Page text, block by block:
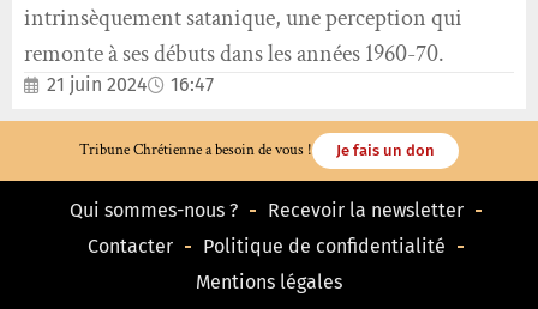
intrinsèquement satanique, une perception qui
remonte à ses débuts dans les années 1960-70.
21 juin 2024 16:47
Tribune Chrétienne a besoin de vous ! Je fais un don
Qui sommes-nous ?
Recevoir la newsletter
Contacter
Politique de confidentialité
Mentions légales